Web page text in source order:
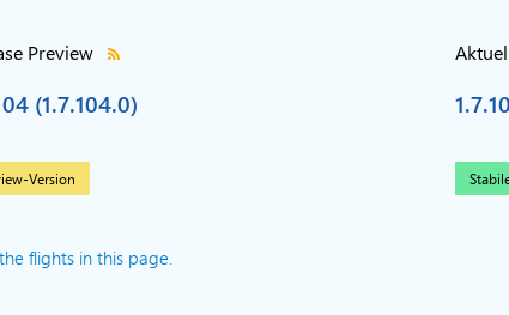
Preview
(1.7.104.0)
Version
flights in this page.